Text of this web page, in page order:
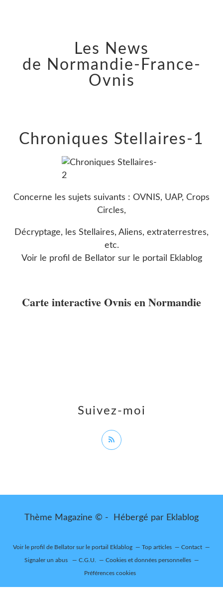
Suivez-moi
Les News
de Normandie-France-
Ovnis
Chroniques Stellaires-1
Concerne les sujets suivants : OVNIS, UAP, Crops
Circles,
Décryptage, les Stellaires, Aliens, extraterrestres,
etc.
Voir le profil de Bellator sur le portail Eklablog
Carte interactive Ovnis en Normandie
Thème Magazine © - Hébergé par Eklablog
Voir le profil de Bellatorsur le portail Eklablog Top articles Contact
Signaler un abus C.G.U. Cookies et données personnelles
Préférences cookies